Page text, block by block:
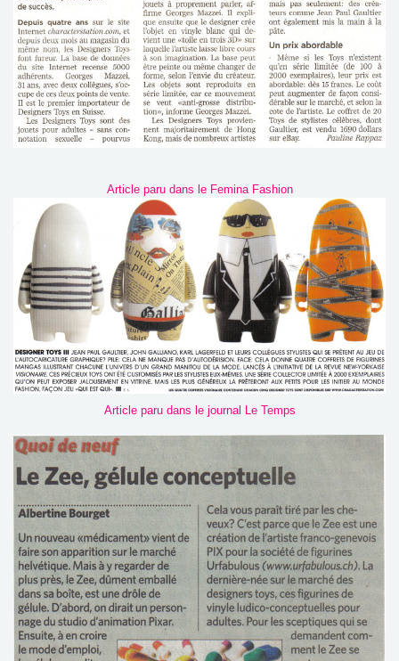
Article paru dans le Femina Fashion
Article paru dans le journal Le Temps